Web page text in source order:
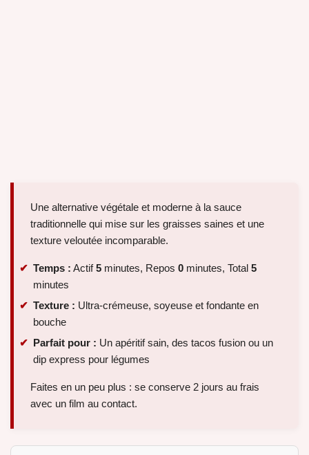
Une alternative végétale et moderne à la sauce
traditionnelle qui mise sur les graisses saines et une
texture veloutée incomparable.
Temps : Actif5 minutes, Repos 0 minutes, Total 5
minutes
Texture : Ultra-crémeuse, soyeuse et fondante en
bouche
Parfait pour : Un apéritif sain, des tacos fusion ou un
dip express pour légumes
Faites en un peu plus : se conserve 2 jours au frais
avec un film au contact.